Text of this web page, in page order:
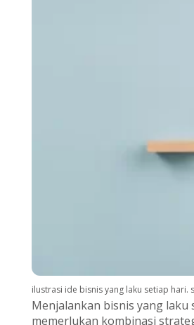
ilustrasi ide bisnis yang laku setiap hari.
Menjalankan bisnis yang laku
memerlukan kombinasi